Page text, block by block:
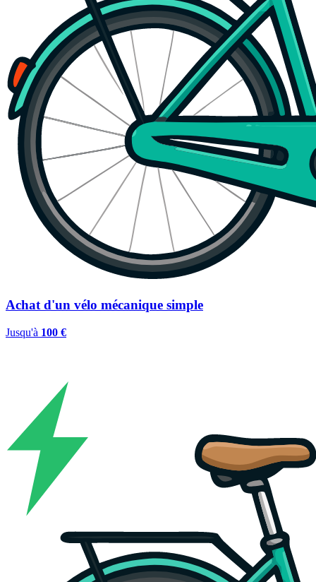
Achat d'un vélo mécanique simple
Jusqu'à 100 €